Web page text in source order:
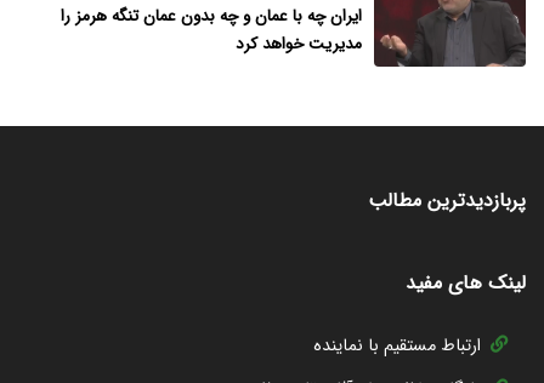
ایران چه با عمان و چه بدون عمان تنگه هرمز را
مدیریت خواهد کرد
لینک های مفید
ارتباط مستقیم با نماینده
پربازدیدترین مطالب